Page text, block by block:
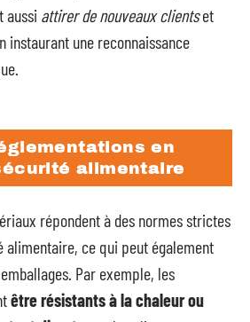
aussi attirer de nouveaux clientset
instaurant une reconnaissance
en
alimentaire
répondent à des normes strictes
alimentaire, ce qui peut également
Par exemple, les
être résistants à la chaleur ou